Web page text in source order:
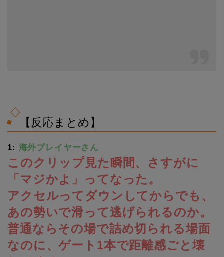
【反応まとめ】
1: 海外プレイヤーさん
このクリップ見た瞬間、さすがに
「マジかよ」ってなった。
アクセルってダウンしてからでも、
あの勢いで滑って逃げられるのか。
普通ならその場で詰め切られる場面
なのに、ゲート1本で距離感ごと壊